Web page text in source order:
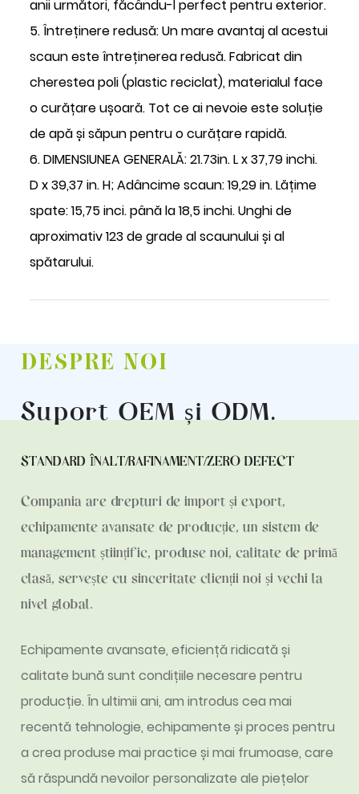
anii următori, făcându-l perfect pentru exterior.
5. Întreținere redusă: Un mare avantaj al acestui
scaun este întreținerea redusă. Fabricat din
cherestea poli (plastic reciclat), materialul face
o curățare ușoară. Tot ce ai nevoie este soluție
de apă și săpun pentru o curățare rapidă.
6. DIMENSIUNEA GENERALĂ: 21.73in. L x 37,79 inchi.
D x 39,37 in. H; Adâncime scaun: 19,29 in. Lățime
spate: 15,75 inci. până la 18,5 inchi. Unghi de
aproximativ 123 de grade al scaunului și al
spătarului.
DESPRE NOI
Suport OEM și ODM.
STANDARD ÎNALT/RAFINAMENT/ZERO DEFECT
Compania are drepturi de import și export,
echipamente avansate de producție, un sistem de
management științific, produse noi, calitate de primă
clasă, servește cu sinceritate clienții noi și vechi la
nivel global.
Echipamente avansate, eficiență ridicată și
calitate bună sunt condițiile necesare pentru
producție. În ultimii ani, am introdus cea mai
recentă tehnologie, echipamente și proces pentru
a crea produse mai practice și mai frumoase, care
să răspundă nevoilor personalizate ale piețelor